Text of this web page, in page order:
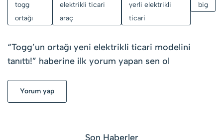
togg
ortağı
elektrikli ticari
araç
yerli elektrikli
ticari
big
“Togg’un ortağı yeni elektrikli ticari modelini
tanıttı!” haberine ilk yorum yapan sen ol
Yorum yap
Son Haberler